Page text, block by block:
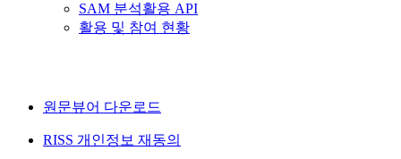
SAM 분석활용 API
활용 및 참여 현황
원문뷰어 다운로드
RISS 개인정보 재동의